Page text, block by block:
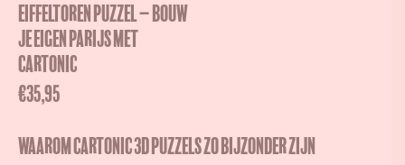
Eiffeltoren puzzel – Bouw
je eigen Parijs met
Cartonic
€35,95
Waarom Cartonic 3D puzzels zo bijzonder zijn